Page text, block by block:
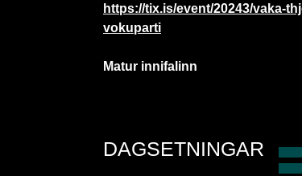
https://tix.is/event/20243/vaka-
vokuparti
Matur innifalinn
DAGSETNINGAR